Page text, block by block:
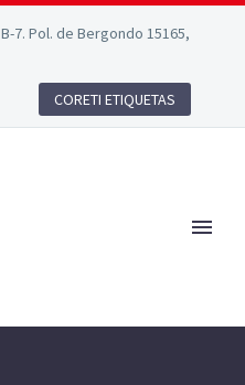
7. Pol. de Bergondo 15165,
CORETI ETIQUETAS